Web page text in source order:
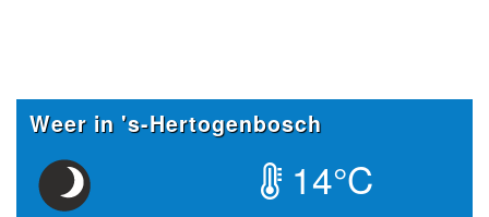
Weer in 's-Hertogenbosch
14°C